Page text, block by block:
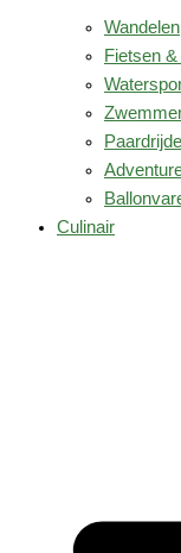
Wandelen
Fietsen
Culinair